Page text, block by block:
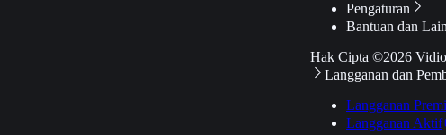
Pengaturan
Bantuan dan
Hak Cipta ©2026
Langganan dan
Langganan
Langganan Aktif